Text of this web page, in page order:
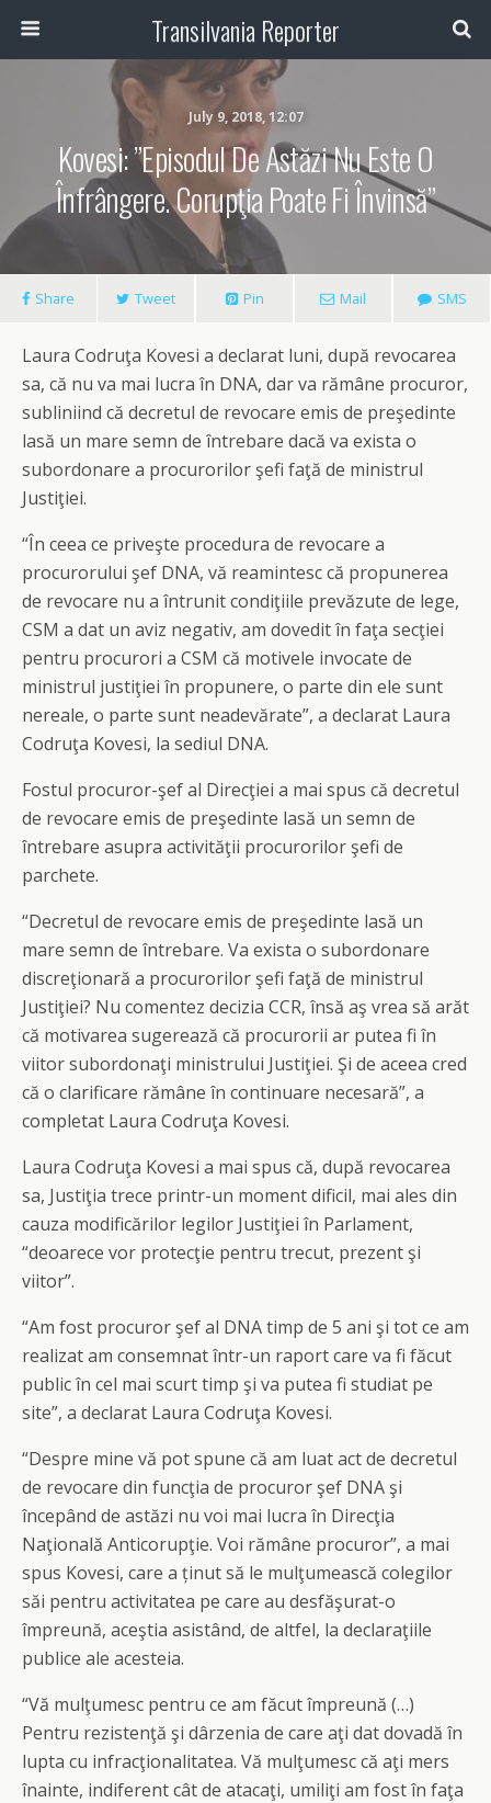
Transilvania Reporter
July 9, 2018, 12:07
Kovesi: ”Episodul De Astăzi Nu Este O
Înfrângere. Corupţia Poate Fi Învinsă”
Share Tweet Pin Mail SMS
Laura Codruţa Kovesi a declarat luni, după revocarea
sa, că nu va mai lucra în DNA, dar va rămâne procuror,
subliniind că decretul de revocare emis de preşedinte
lasă un mare semn de întrebare dacă va exista o
subordonare a procurorilor şefi faţă de ministrul
Justiţiei.
“În ceea ce priveşte procedura de revocare a
procurorului şef DNA, vă reamintesc că propunerea
de revocare nu a întrunit condiţiile prevăzute de lege,
CSM a dat un aviz negativ, am dovedit în faţa secţiei
pentru procurori a CSM că motivele invocate de
ministrul justiţiei în propunere, o parte din ele sunt
nereale, o parte sunt neadevărate”, a declarat Laura
Codruţa Kovesi, la sediul DNA.
Fostul procuror-şef al Direcţiei a mai spus că decretul
de revocare emis de preşedinte lasă un semn de
întrebare asupra activităţii procurorilor şefi de
parchete.
“Decretul de revocare emis de preşedinte lasă un
mare semn de întrebare. Va exista o subordonare
discreţionară a procurorilor şefi faţă de ministrul
Justiţiei? Nu comentez decizia CCR, însă aş vrea să arăt
că motivarea sugerează că procurorii ar putea fi în
viitor subordonaţi ministrului Justiţiei. Şi de aceea cred
că o clarificare rămâne în continuare necesară”, a
completat Laura Codruţa Kovesi.
Laura Codruţa Kovesi a mai spus că, după revocarea
sa, Justiţia trece printr-un moment dificil, mai ales din
cauza modificărilor legilor Justiţiei în Parlament,
“deoarece vor protecţie pentru trecut, prezent şi
viitor”.
“Am fost procuror şef al DNA timp de 5 ani şi tot ce am
realizat am consemnat într-un raport care va fi făcut
public în cel mai scurt timp şi va putea fi studiat pe
site”, a declarat Laura Codruţa Kovesi.
“Despre mine vă pot spune că am luat act de decretul
de revocare din funcţia de procuror şef DNA şi
începând de astăzi nu voi mai lucra în Direcţia
Naţională Anticorupţie. Voi rămâne procuror”, a mai
spus Kovesi, care a ținut să le mulţumească colegilor
săi pentru activitatea pe care au desfăşurat-o
împreună, aceştia asistând, de altfel, la declaraţiile
publice ale acesteia.
“Vă mulţumesc pentru ce am făcut împreună (…)
Pentru rezistenţă şi dârzenia de care aţi dat dovadă în
lupta cu infracţionalitatea. Vă mulţumesc că aţi mers
înainte, indiferent cât de atacaţi, umiliţi am fost în faţa